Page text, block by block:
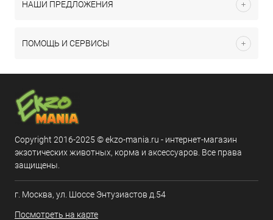
НАШИ ПРЕДЛОЖЕНИЯ
ПОМОЩЬ И СЕРВИСЫ
Copyright 2016-2025 © ekzo-mania.ru - интернет-магазин
экзотических животных, корма и аксессуаров. Все права
защищены.
г. Москва, ул. Шоссе Энтузиастов д.54
Посмотреть на карте